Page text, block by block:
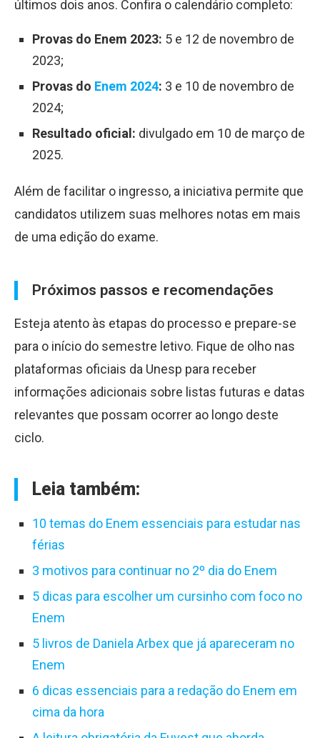
últimos dois anos. Confira o calendário completo:
Provas do Enem 2023: 5 e 12 de novembro de
2023;
Provas do Enem 2024: 3 e 10 de novembro de
2024;
Resultado oficial: divulgado em 10 de março de
2025.
Além de facilitar o ingresso, a iniciativa permite que
candidatos utilizem suas melhores notas em mais
de uma edição do exame.
Próximos passos e recomendações
Esteja atento às etapas do processo e prepare-se
para o início do semestre letivo. Fique de olho nas
plataformas oficiais da Unesp para receber
informações adicionais sobre listas futuras e datas
relevantes que possam ocorrer ao longo deste
ciclo.
Leia também:
10 temas do Enem essenciais para estudar nas
férias
3 motivos para continuar no 2º dia do Enem
5 dicas para escolher um cursinho com foco no
Enem
5 livros de Daniela Arbex que já apareceram no
Enem
6 dicas essenciais para a redação do Enem em
cima da hora